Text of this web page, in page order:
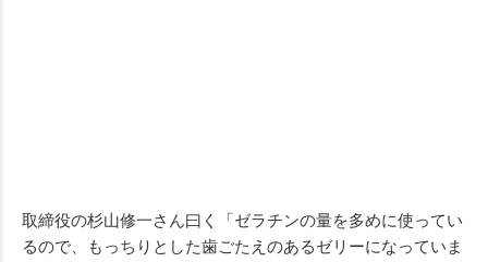
取締役の杉山修一さん曰く「ゼラチンの量を多めに使ってい
るので、もっちりとした歯ごたえのあるゼリーになっていま